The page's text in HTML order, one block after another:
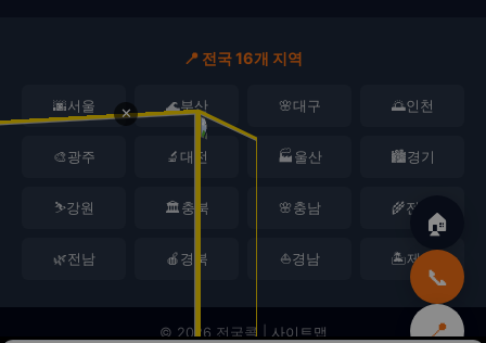
📍 전국 16개 지역
🌆서울 🌊부산 🌸대구 🌅인천
🎨광주 🔬대전 🏭울산 🏙️경기
⛷️강원 🏛️충북 🌸충남 🌾전북
🌿전남 🍎경북 ⛵경남 🏝️제주
© 2026 전국콜 | 사이트맵
🏠
📞
📍
✕